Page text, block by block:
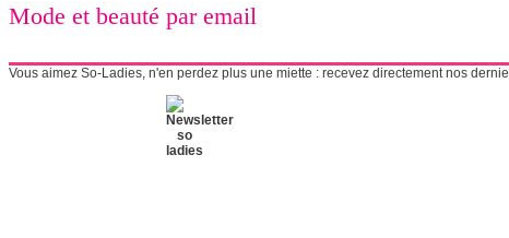
Mode et beauté par email
Vous aimez So-Ladies, n'en perdez plus une miette : recevez directement nos